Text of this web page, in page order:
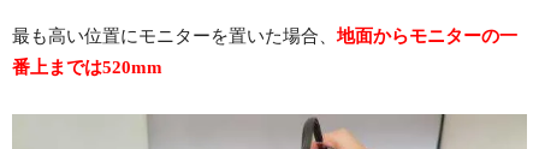
最も高い位置にモニターを置いた場合、地面からモニターの一
番上までは520mm